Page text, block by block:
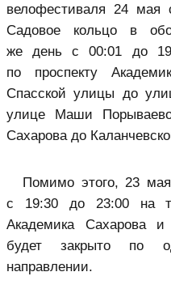
велофестиваля 24 мая
Садовое кольцо в
же день с 00:01 до
по проспекту
Спасской улицы до
улице Маши
Сахарова до
Помимо этого, 23
с 19:30 до 23:00 на
Академика Сахарова
будет закрыто по
направлении.